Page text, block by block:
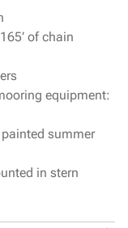
of chain
equipment:
painted summer
in stern